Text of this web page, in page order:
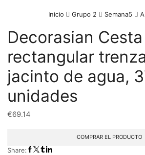
Inicio Grupo 2 Semana5
Decorasian Cesta
rectangular
jacinto de agua,
unidades
€69.14
COMPRAR EL PRODUCTO
Share: